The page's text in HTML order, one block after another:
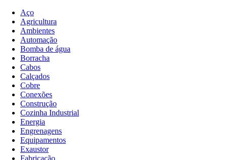
Aço
Agricultura
Ambientes
Automação
Bomba de água
Borracha
Cabos
Calçados
Cobre
Conexões
Construção
Cozinha Industrial
Energia
Engrenagens
Equipamentos
Exaustor
Fabricação